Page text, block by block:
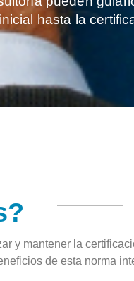
hasta la
y mantener la
de esta norma